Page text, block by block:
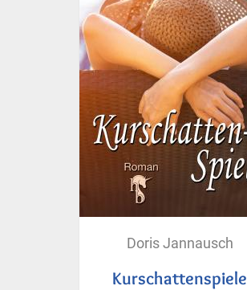
Doris Jannausch
Kurschattenspiele